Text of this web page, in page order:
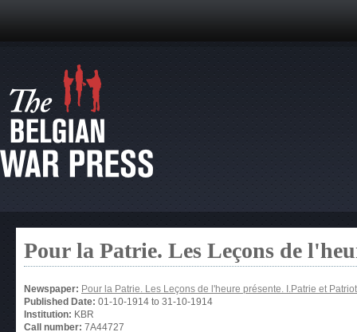
Pour la Patrie. Les Leçons de
Newspaper: Pour la Patrie. Les Leçons de l'heure présente. I.Patrie et
Published Date: 01-10-1914 to 31-10-1914
Institution: KBR
Call number: 7A44727